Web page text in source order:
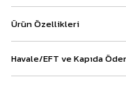
Ürün Özellikleri
Havale/EFT ve Kapıda